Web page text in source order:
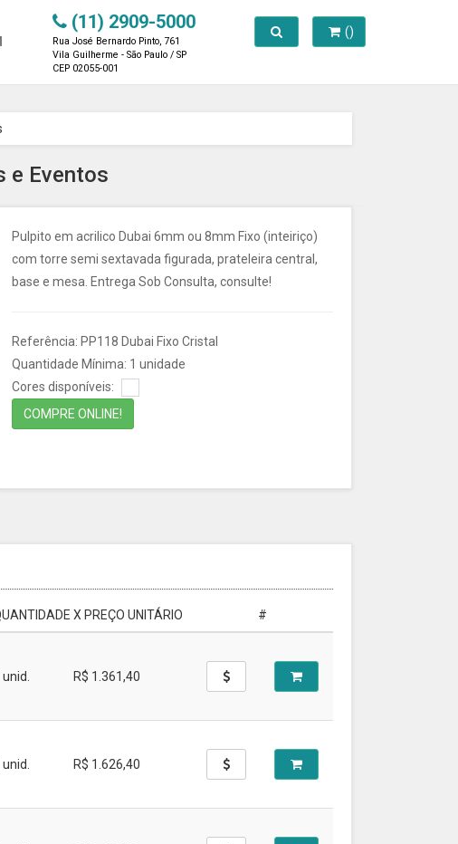
(11) 2909-5000
Rua José Bernardo Pinto, 761
Vila Guilherme - São Paulo / SP
CEP 02055-001
()
Toggle search
e Eventos
Pulpito em acrilico Dubai 6mm ou 8mm Fixo (inteiriço)
com torre semi sextavada figurada, prateleira central,
base e mesa. Entrega Sob Consulta, consulte!
Referência: PP118 Dubai Fixo Cristal
Quantidade Mínima: 1 unidade
Cores disponíveis:
COMPRE ONLINE!
X PREÇO UNITÁRIO #
unid. R$ 1.361,40
unid. R$ 1.626,40